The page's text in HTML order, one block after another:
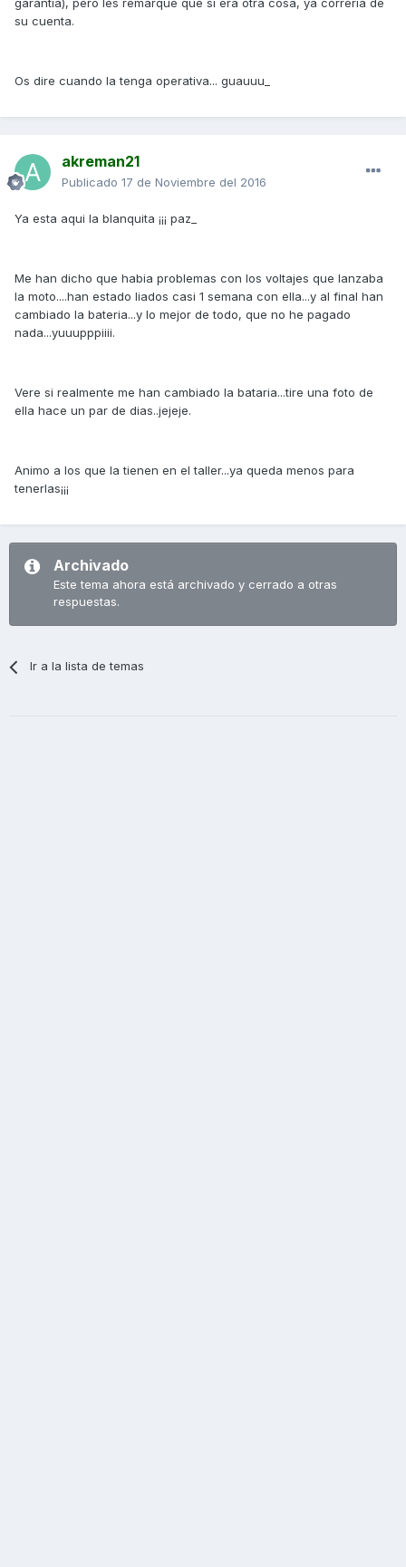
garantia), pero les remarque que si era otra cosa, ya correria de
su cuenta.
Os dire cuando la tenga operativa... guauuu_
akreman21
Publicado 17 de Noviembre del 2016
Ya esta aqui la blanquita ¡¡¡ paz_
Me han dicho que habia problemas con los voltajes que lanzaba
la moto....han estado liados casi 1 semana con ella...y al final han
cambiado la bateria...y lo mejor de todo, que no he pagado
nada...yuuupppiiii.
Vere si realmente me han cambiado la bataria...tire una foto de
ella hace un par de dias..jejeje.
Animo a los que la tienen en el taller...ya queda menos para
tenerlas¡¡¡
Archivado
Este tema ahora está archivado y cerrado a otras
respuestas.
Ir a la lista de temas